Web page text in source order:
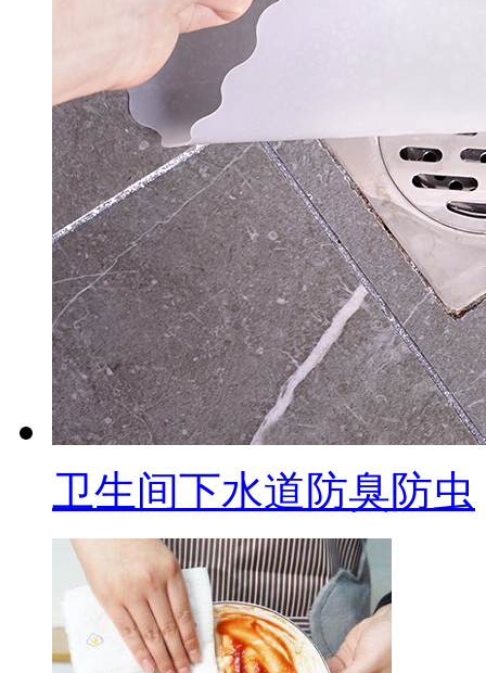
卫生间下水道防臭防虫